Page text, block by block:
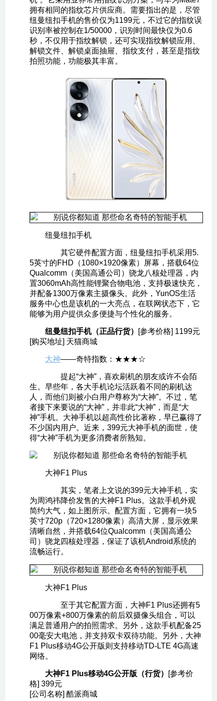
拥有相同的指纹芯片供应商。需要指出的是，尽管
纽曼纽扣手机的售价仅为1199元，不过它的指纹误
识别率被控制在1/50000，识别时间最快仅为0.6
秒，不仅用于指纹解锁，还可实现指纹解锁应用、
解锁文件、解锁桌面抽屉、指纹支付，甚至是指纹
拍照功能，功能极其丰富。
纽曼纽扣手机
其它硬件配置方面，纽曼纽扣手机采用5.
5英寸的FHD（1080×1920像素）屏幕，搭载64位
Qualcomm（美国高通公司）骁龙八核处理器，内
置3060mAh高性能锂聚合物电池，支持极速快充，
并配备1300万像素主摄像头。此外，YunOS生活
服务中心也是该机的一大亮点，在联网状态下，它
能够为用户提供众多便捷与个性化的服务。
纽曼纽扣手机（正品行货） [参考价格] 1199元
[购买地址] 天猫商城
大神——奇特指数：★★★☆
提起“大神”，喜欢刷机的朋友或许不会陌
生。早些年，各大手机论坛活跃着不同的刷机达
人，而他们则被小白用户尊称为“大神”。不过，笔
者接下来要说的“大神”，并非此“大神”，而是“大
神”手机。大神手机以超高性价比著称，早已赢得了
不少国内用户。近来，399元大神手机的面世，使
得“大神”手机为更多消费者所熟知。
大神F1 Plus
其实，笔者上文说的399元大神手机，实
为周鸿祎降价发售的大神F1 Plus。这款手机外观
简约大气，如上图所示。配置方面，它拥有一块5
英寸720p（720×1280像素）高清大屏，显示效果
清晰自然，并搭载64位Qualcomm（美国高通公
司）骁龙四核处理器，保证了该机Android系统的
流畅运行。
大神F1 Plus
至于其它配置方面，大神F1 Plus还拥有5
00万像素+800万像素的前后双摄像头组合，可以
满足普通用户的拍照需求。另外，这款手机配备25
00毫安大电池，并支持双卡双待功能。另外，大神
F1 Plus移动4G公开版则支持移动TD-LTE 4G高速
网络。
大神F1 Plus移动4G公开版（行货） [参考价
格] 399元
[公司名称] 酷派商城